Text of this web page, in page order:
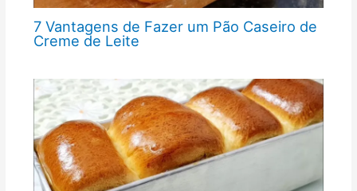
7 Vantagens de Fazer um Pão Caseiro de
Creme de Leite